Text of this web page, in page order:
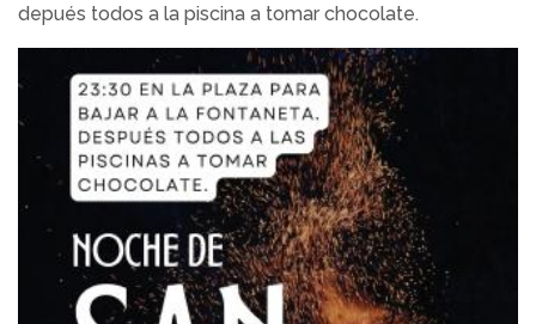
depués todos a la piscina a tomar chocolate.